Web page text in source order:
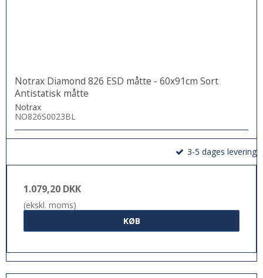
Notrax Diamond 826 ESD måtte - 60x91cm Sort
Antistatisk måtte
Notrax
NO826S0023BL
3-5 dages levering
1.079,20 DKK
(ekskl. moms)
KØB